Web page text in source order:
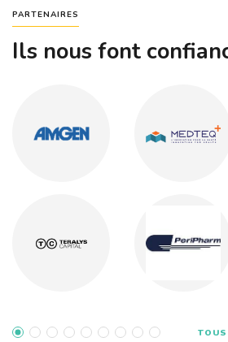
PARTENAIRES
Ils nous font